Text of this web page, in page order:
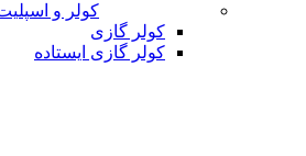
کولر و
کولر گازی
کولر گازی ایستاده